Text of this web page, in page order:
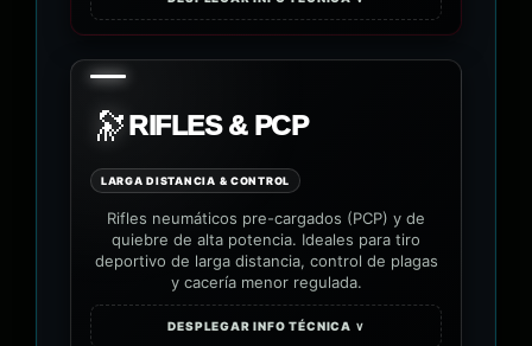
🔭RIFLES & PCP
LARGA DISTANCIA & CONTROL
Rifles neumáticos pre-cargados (PCP) y de
quiebre de alta potencia. Ideales para tiro
deportivo de larga distancia, control de plagas
y cacería menor regulada.
DESPLEGAR INFO TÉCNICA ∨